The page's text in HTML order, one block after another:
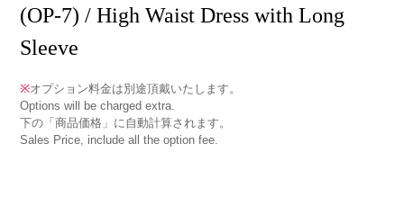
(OP-7) / High Waist Dress with Long
Sleeve
※オプション料金は別途頂戴いたします。
Options will be charged extra.
下の「商品価格」に自動計算されます。
Sales Price, include all the option fee.